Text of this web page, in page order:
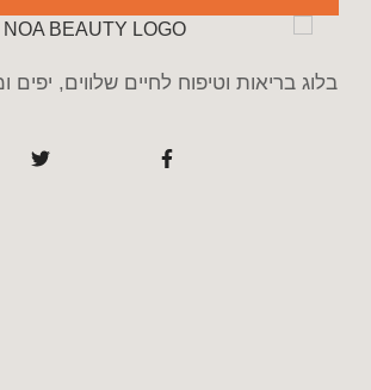
בלוג בריאות וטיפוח לחיים שלווים, יפים